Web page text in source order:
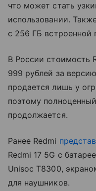
что может стать
использовании.
с 256 ГБ встроенной
В России стоимость
999 рублей за
продается лишь у
поэтому
продолжается.
Ранее Redmi
Redmi 17 5G с
Unisoc T8300,
для наушников.